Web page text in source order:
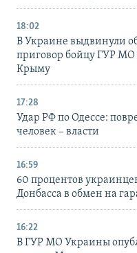
18:02
В Украине выдвинули
приговор бойцу ГУР
Крыму
17:28
Удар РФ по Одессе:
человек – власти
16:59
60 процентов
Донбасса в обмен на
16:22
В ГУР МО Украины